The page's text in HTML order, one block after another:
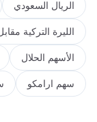
الريال السعودي
الليرة التركية
الأسهم الحلال
سهم ارامكو